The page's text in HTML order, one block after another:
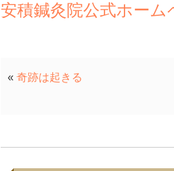
安積鍼灸院公式ホーム
« 奇跡は起きる